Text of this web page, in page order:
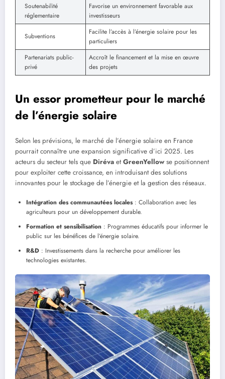
Soutenabilité
réglementaire
Favorise un environnement favorable aux
investisseurs
Subventions
Facilite l’accès à l’énergie solaire pour les
particuliers
Partenariats public-
privé
Accroît le financement et la mise en œuvre
des projets
Un essor prometteur pour le marché
de l’énergie solaire
Selon les prévisions, le marché de l’énergie solaire en France
pourrait connaître une expansion significative d’ici 2025. Les
acteurs du secteur tels que Diréva etGreenYellow se positionnent
pour exploiter cette croissance, en introduisant des solutions
innovantes pour le stockage de l’énergie et la gestion des réseaux.
Intégration des communautées locales: Collaboration avec les
agriculteurs pour un développement durable.
Formation et sensibilisation : Programmes éducatifs pour informer le
public sur les bénéfices de l’énergie solaire.
R&D : Investissements dans la recherche pour améliorer les
technologies existantes.